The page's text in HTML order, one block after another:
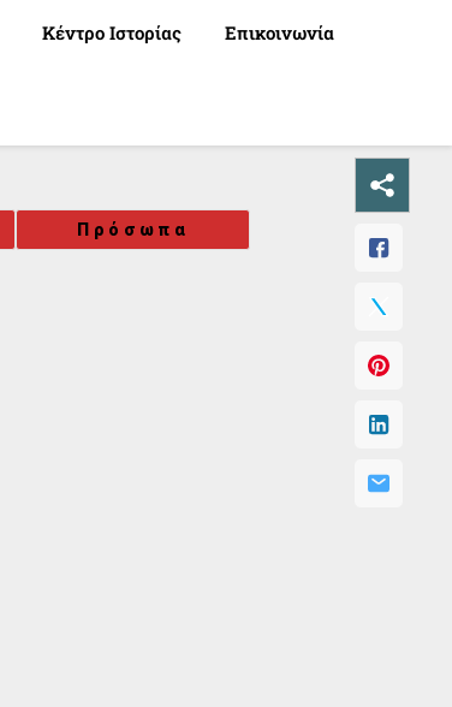
Κέντρο Ιστορίας Επικοινωνία
Πρόσωπα